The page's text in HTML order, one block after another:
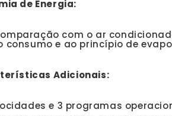
de Energia:
com o ar
consumo e ao princípio de
Adicionais:
e 3 programas